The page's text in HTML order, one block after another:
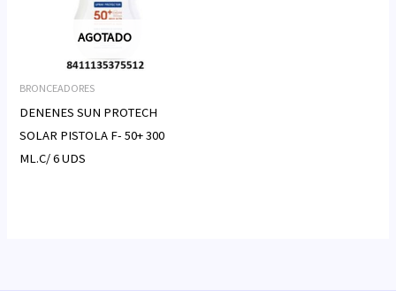
AGOTADO
BRONCEADORES
DENENES SUN PROTECH
SOLAR PISTOLA F- 50+ 300
ML.C/ 6 UDS